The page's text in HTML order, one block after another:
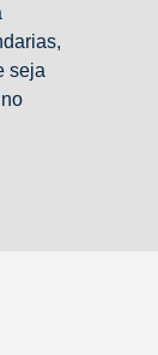
seja